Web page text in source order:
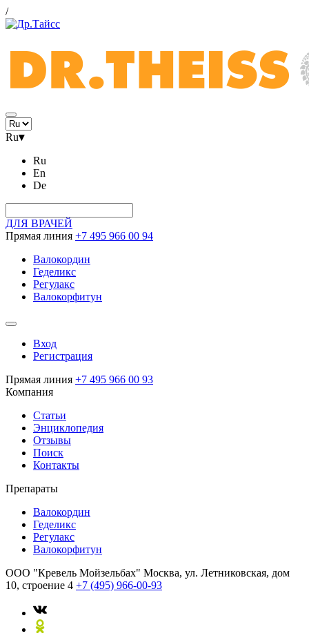
/
Ru▾
Ru
En
De
ДЛЯ ВРАЧЕЙ
Прямая линия +7 495 966 00 94
Валокордин
Геделикс
Регулакс
Валокорфитун
Вход
Регистрация
Прямая линия +7 495 966 00 93
Компания
Статьи
Энциклопедия
Отзывы
Поиск
Контакты
Препараты
Валокордин
Геделикс
Регулакс
Валокорфитун
ООО "Кревель Мойзельбах" Москва, ул. Летниковская, дом
10, строение 4 +7 (495) 966-00-93